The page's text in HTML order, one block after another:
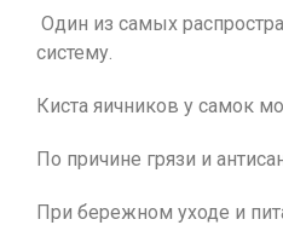
Один из самых
систему.
Киста яичников у самок
По причине грязи и
При бережном уходе и